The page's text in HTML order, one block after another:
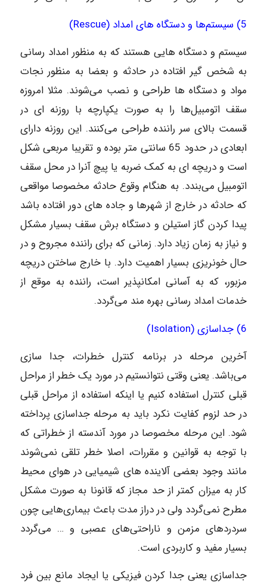
5) سیستم‌ها و دستگاه های امداد (Rescue)
سیستم و دستگاه هایی هستند که به منظور امداد رسانی
به شخص گیر افتاده در حادثه و بعضا به منظور نجات
مواد و دستگاه ها طراحی و نصب می‌شوند. مثلا امروزه
سقف اتومبیل‌ها را به صورت یکپارچه با روزنه ای در
قسمت بالای سر راننده طراحی می‌کنند. این روزنه دارای
ابعادی در حدود 65 سانتی متر بوده و تقریبا مربعی شکل
است و دریچه ای به کمک ضربه یا پیچ آنرا در محل سقف
اتومبیل می‌بندد. به هنگام وقوع حادثه مخصوصا مواقعی
که حادثه در خارج از شهر‌ها و جاده های دور افتاده باشد
پیدا کردن گاز استیلن و دستگاه برش سقف بسیار مشکل
و نیاز به زمان زیاد دارد. زمانی که برای راننده مجروح و در
حال خونریزی بسیار اهمیت دارد. با خارج ساختن دریچه
مزبور، که به آسانی امکانپذیر است، راننده به موقع از
خدمات امداد رسانی بهره مند می‌گردد.
6) جداسازی (Isolation)
آخرین مرحله در برنامه کنترل خطرات، جدا سازی
می‌باشد. یعنی وقتی نتوانستیم در مورد یک خطر از مراحل
قبلی کنترل استفاده کنیم یا اینکه استفاده از مراحل قبلی
در حد لزوم کفایت نکرد باید به مرحله جداسازی پرداخته
شود. این مرحله مخصوصا در مورد آندسته از خطراتی که
با توجه به قوانین و مقررات، اصلا خطر تلقی نمی‌شوند
مانند وجود بعضی آلاینده های شیمیایی در هوای محیط
کار به میزان کمتر از حد مجاز که قانونا به صورت مشکل
مطرح نمی‌گردد ولی در دراز مدت باعث بیماری‌هایی چون
سردرد‌های مزمن و ناراحتی‌های عصبی و … می‌گردد
بسیار مفید و کاربردی است.
جداسازی یعنی جدا کردن فیزیکی یا ایجاد مانع بین فرد